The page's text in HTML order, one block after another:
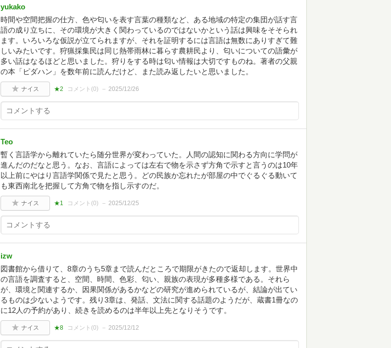
yukako
時間や空間把握の仕方、色や匂いを表す言葉の種類など、ある地域の特定の集団が話す言
語の成り立ちに、その環境が大きく関わっているのではないかという話は興味をそそられ
ます。いろいろな仮説が立てられますが、それを証明するには言語は無数にありすぎて難
しいみたいです。狩猟採集民は同じ熱帯雨林に暮らす農耕民より、匂いについての語彙が
多い話はなるほどと思いました。狩りをする時は匂い情報は大切ですものね。著者の父親
の本「ピダハン」を数年前に読んだけど、また読み返したいと思いました。
ナイス ★2 コメント(0) 2025/12/26
Teo
暫く言語学から離れていたら随分世界が変わっていた。人間の認知に関わる方向に学問が
進んだのだなと思う。なお、言語によっては左右で物を示さず方角で示すと言うのは10年
以上前にやはり言語学関係で見たと思う。どの民族か忘れたが部屋の中でぐるぐる動いて
も東西南北を把握して方角で物を指し示すのだ。
ナイス ★1 コメント(0) 2025/12/25
izw
図書館から借りて、8章のうち5章まで読んだところで期限がきたので返却します。世界中
の言語を調査すると、空間、時間、色彩、匂い、親族の表現が多種多様である。それら
が、環境と関連するか、因果関係があるかなどの研究が進められているが、結論が出てい
るものは少ないようです。残り3章は、発話、文法に関する話題のようだが、蔵書1冊なの
に12人の予約があり、続きを読めるのは半年以上先となりそうです。
ナイス ★8 コメント(0) 2025/12/12